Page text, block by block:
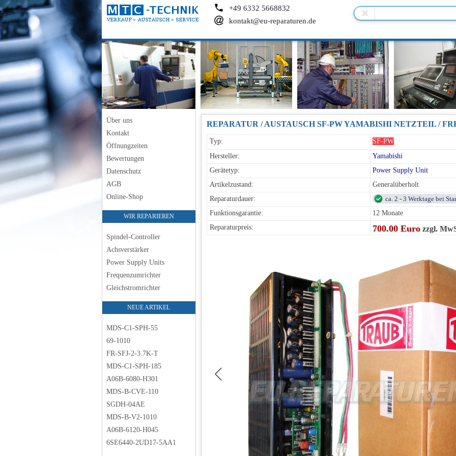
+49 6332 5668832
kontakt@eu-reparaturen.de
Über uns
Kontakt
Öffnungzeiten
Bewertungen
Datenschutz
AGB
Online-Shop
WIR REPARIEREN
Spindel-Controller
Achsverstärker
Power Supply Units
Frequenzumrichter
Gleichstromrichter
NEUE ARTIKEL
MDS-C1-SPH-55
69-1010
FR-SFJ-2-3.7K-T
MDS-C1-SPH-185
A06B-6080-H301
MDS-B-CVE-110
SGDH-04AE
MDS-B-V2-1010
A06B-6120-H045
6SE6440-2UD17-5AA1
Typ:
SF-PW
Hersteller:
Yamabishi
Gerätetyp:
Power Supply Unit
Artikelzustand:
Generalüberholt
Reparaturdauer:
ca. 2 - 3 Werktage bei
Funktionsgarantie:
12 Monate
Reparaturpreis:
700.00 Eurozzgl.